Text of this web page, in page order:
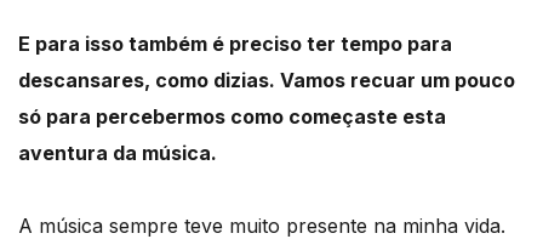
E para isso também é preciso ter tempo para
descansares, como dizias. Vamos recuar um pouco
só para percebermos como começaste esta
aventura da música.
A música sempre teve muito presente na minha vida.